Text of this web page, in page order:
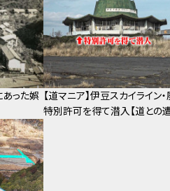
あった娯 【道マニア】伊豆スカイライン
特別許可を得て潜入【道との遭